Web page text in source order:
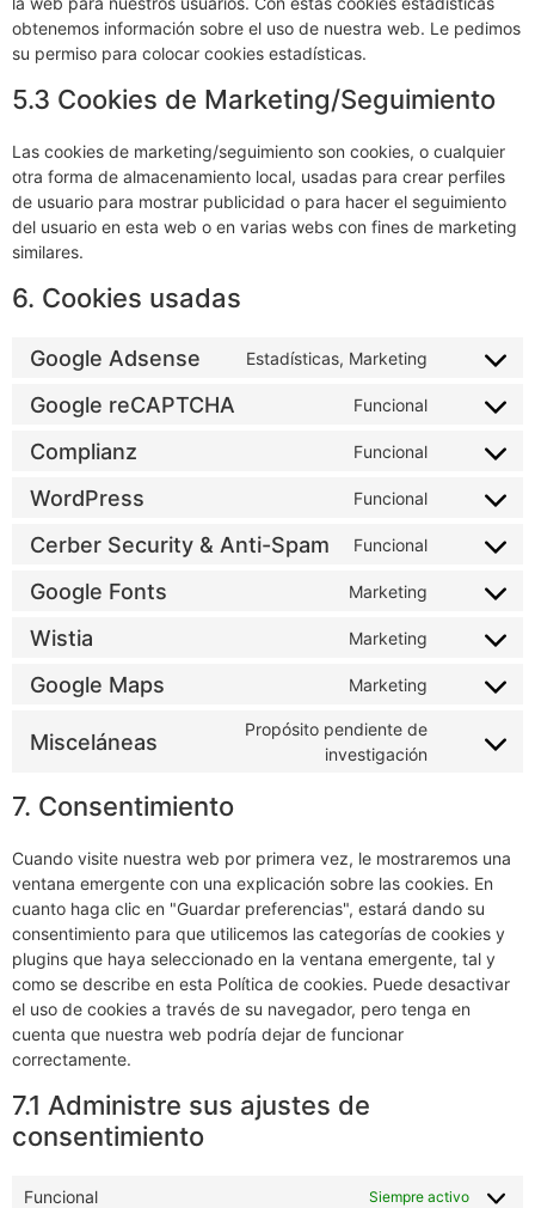
obtenemos información sobre el uso de nuestra web. Le pedimos
su permiso para colocar cookies estadísticas.
5.3 Cookies de Marketing/Seguimiento
Las cookies de marketing/seguimiento son cookies, o cualquier
otra forma de almacenamiento local, usadas para crear perfiles
de usuario para mostrar publicidad o para hacer el seguimiento
del usuario en esta web o en varias webs con fines de marketing
similares.
6. Cookies usadas
Google Adsense Estadísticas, Marketing
Google reCAPTCHA Funcional
Complianz Funcional
WordPress Funcional
Cerber Security & Anti-Spam Funcional
Google Fonts Marketing
Wistia Marketing
Google Maps Marketing
Misceláneas
Propósito pendiente de
investigación
7. Consentimiento
Cuando visite nuestra web por primera vez, le mostraremos una
ventana emergente con una explicación sobre las cookies. En
cuanto haga clic en "Guardar preferencias", estará dando su
consentimiento para que utilicemos las categorías de cookies y
plugins que haya seleccionado en la ventana emergente, tal y
como se describe en esta Política de cookies. Puede desactivar
el uso de cookies a través de su navegador, pero tenga en
cuenta que nuestra web podría dejar de funcionar
correctamente.
7.1 Administre sus ajustes de
consentimiento
Funcional Siempre activo